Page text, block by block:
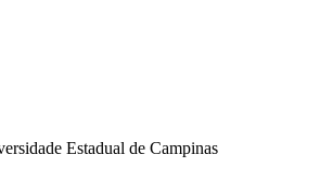
Estadual de Campinas